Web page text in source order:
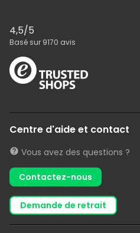
4,5/5
Basé sur 9170 avis
Centre d'aide et contact
Vous avez des questions ?
Contactez-nous
demande de retrait